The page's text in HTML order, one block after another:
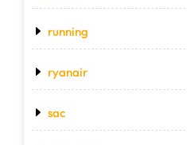
running
ryanair
sac